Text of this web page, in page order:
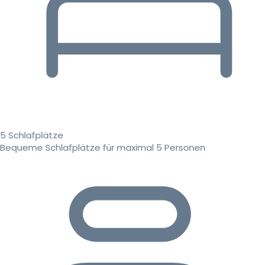
5 Schlafplätze
Bequeme Schlafplätze für maximal 5 Personen